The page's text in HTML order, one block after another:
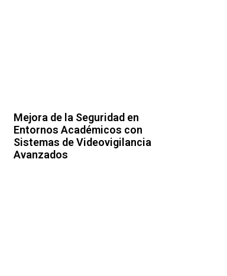
Mejora de la Seguridad en
Entornos Académicos con
Sistemas de Videovigilancia
Avanzados